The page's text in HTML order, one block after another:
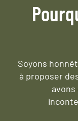
Soyons
à proposer